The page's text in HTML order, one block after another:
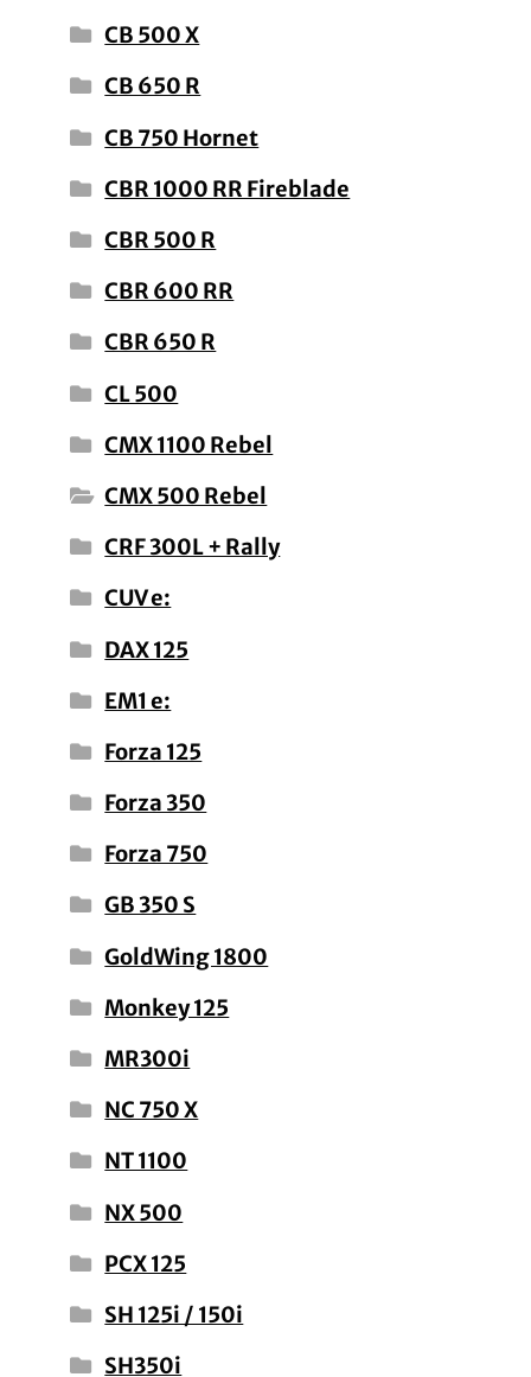
CB 500 X
CB 650 R
CB 750 Hornet
CBR 1000 RR Fireblade
CBR 500 R
CBR 600 RR
CBR 650 R
CL 500
CMX 1100 Rebel
CMX 500 Rebel
CRF 300L + Rally
CUV e:
DAX 125
EM1 e:
Forza 125
Forza 350
Forza 750
GB 350 S
GoldWing 1800
Monkey 125
MR300i
NC 750 X
NT 1100
NX 500
PCX 125
SH 125i / 150i
SH350i